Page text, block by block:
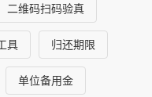
二维码扫码验真
具 归还期限
单位备用金